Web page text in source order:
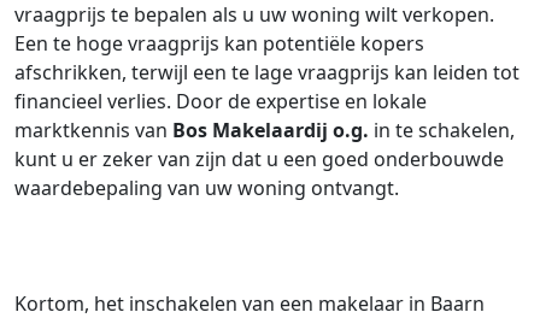
vraagprijs te bepalen als u uw woning wilt verkopen.
Een te hoge vraagprijs kan potentiële kopers
afschrikken, terwijl een te lage vraagprijs kan leiden tot
financieel verlies. Door de expertise en lokale
marktkennis van Bos Makelaardij o.g. in te schakelen,
kunt u er zeker van zijn dat u een goed onderbouwde
waardebepaling van uw woning ontvangt.
Kortom, het inschakelen van een makelaar in Baarn